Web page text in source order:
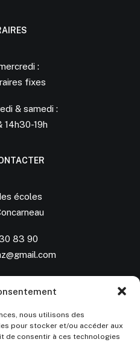
nous utilisons des
pour stocker et/ou accéder aux
de consentir à ces technologies
:
fixes
& samedi :
14h30-19h
écoles
83 90
NOUS